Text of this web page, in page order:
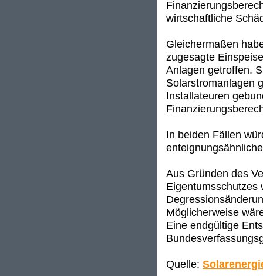
wirtschaftliche
Gleichermaßen
zugesagte
Anlagen getroffen.
Solarstromanlagen
Installateuren
In beiden Fällen
Aus Gründen des
Eigentumsschutzes
Möglicherweise
Eine endgültige
Quelle: